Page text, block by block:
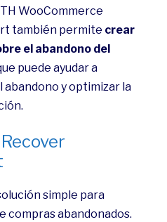
WooCommerce
también permite crear
el abandono del
puede ayudar a
abandono y optimizar la
simple para
compras abandonados.